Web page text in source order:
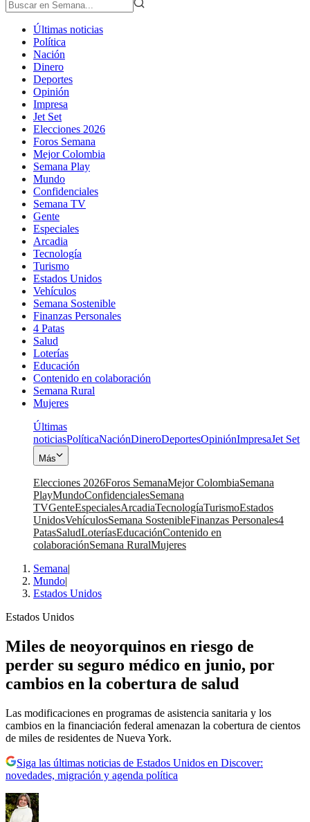
Últimas noticias
Política
Nación
Dinero
Deportes
Opinión
Impresa
Jet Set
Elecciones 2026
Foros Semana
Mejor Colombia
Semana Play
Mundo
Confidenciales
Semana TV
Gente
Especiales
Arcadia
Tecnología
Turismo
Estados Unidos
Vehículos
Semana Sostenible
Finanzas Personales
4 Patas
Salud
Loterías
Educación
Contenido en colaboración
Semana Rural
Mujeres
Últimas
noticiasPolíticaNaciónDineroDeportesOpiniónImpresaJet Set
Más
Elecciones 2026Foros SemanaMejor ColombiaSemana
PlayMundoConfidencialesSemana
TVGenteEspecialesArcadiaTecnologíaTurismoEstados
UnidosVehículosSemana SostenibleFinanzas Personales4
PatasSaludLoteríasEducaciónContenido en
colaboraciónSemana RuralMujeres
Semana|
Mundo|
Estados Unidos
Estados Unidos
Miles de neoyorquinos en riesgo de
perder su seguro médico en junio, por
cambios en la cobertura de salud
Las modificaciones en programas de asistencia sanitaria y los
cambios en la financiación federal amenazan la cobertura de cientos
de miles de residentes de Nueva York.
Siga las últimas noticias de Estados Unidos en Discover:
novedades, migración y agenda política